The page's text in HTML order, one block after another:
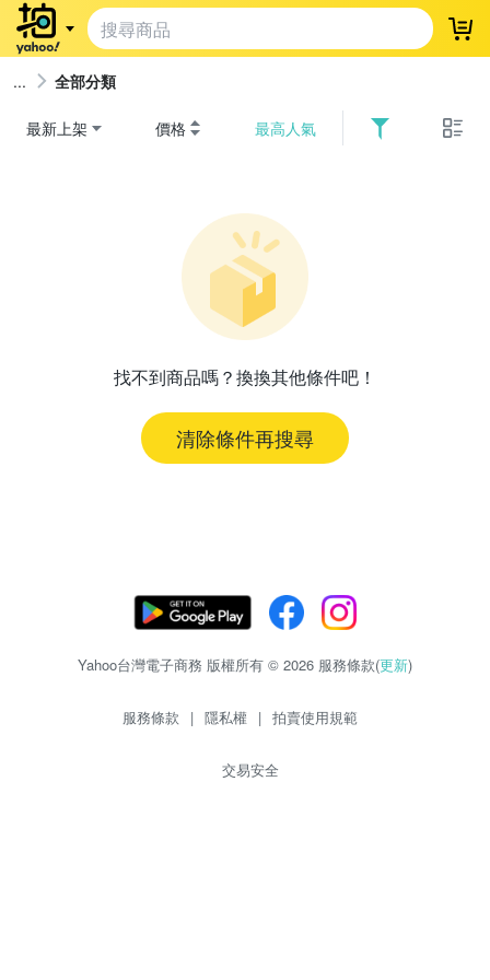
登
全部分類
最新上架 價格 最高人氣
找不到商品嗎？換換其他條件吧！
清除條件再搜尋
Yahoo台灣電子商務 版權所有 © 2026 服務條款(更新)
服務條款 | 隱私權 | 拍賣使用規範
交易安全